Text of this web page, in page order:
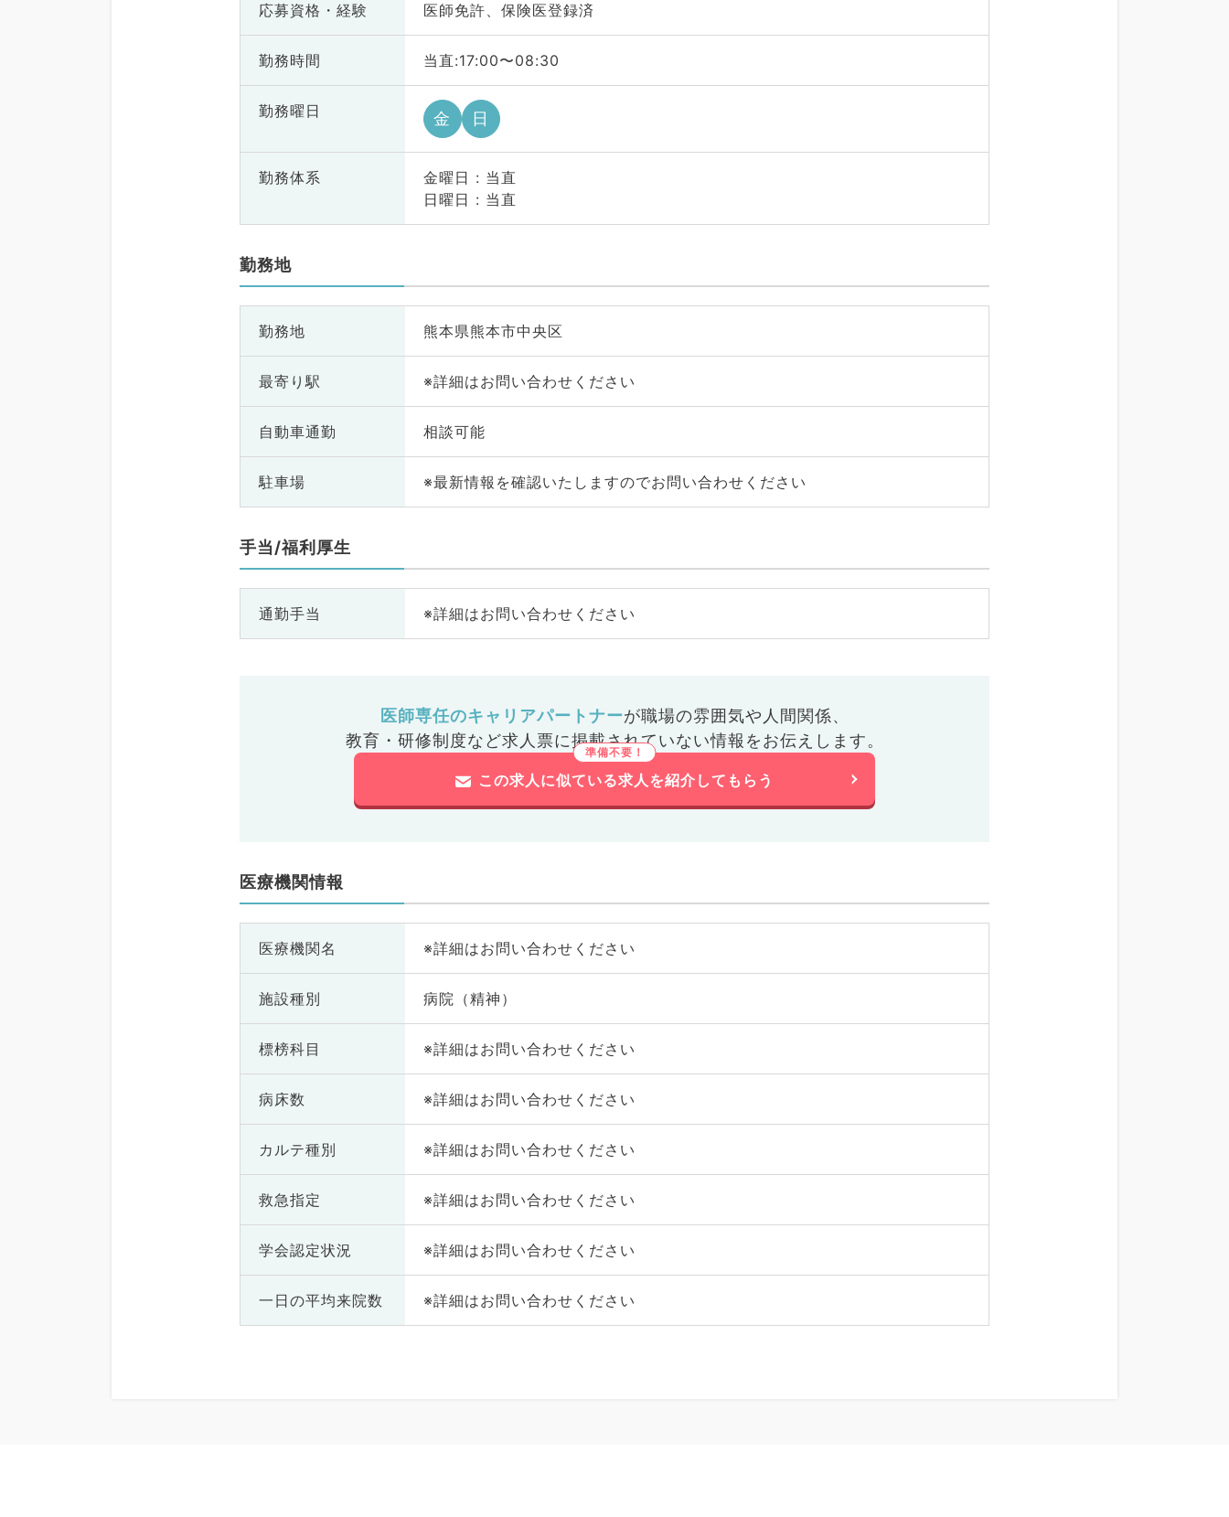
応募資格・ 経験 医師免許、保険医登録済
勤務時間 当直:17:00〜08:30
勤務曜日 金 日
勤務体系
金曜日 : 当直
日曜日 : 当直
勤務地
勤務地 熊本県熊本市中央区
最寄り駅 ※詳細はお問い合わせください
自動車通勤 相談可能
駐車場 ※最新情報を確認いたしますのでお問い合わせください
手当/福利厚生
通勤手当 ※詳細はお問い合わせください
医師専任のキャリアパートナーが職場の雰囲気や人間関係、
教育・研修制度など求人票に掲載されていない情報をお伝えします。
この求人に似ている求人を紹介してもらう
医療機関情報
医療機関名 ※詳細はお問い合わせください
施設種別 病院（精神）
標榜科目 ※詳細はお問い合わせください
病床数 ※詳細はお問い合わせください
カルテ種別 ※詳細はお問い合わせください
救急指定 ※詳細はお問い合わせください
学会認定状況 ※詳細はお問い合わせください
一日の平均来院数 ※詳細はお問い合わせください